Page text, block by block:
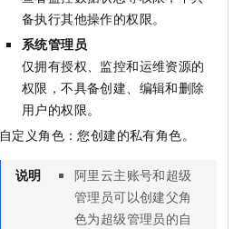
备执行其他操作的权限。
系统管理员
仅拥有授权、监控和运维资源的
权限，不具备创建、编辑和删除
用户的权限。
自定义角色：您创建的私有角色。
说明
阿里云主账号和超级
管理员可以创建父角
色为超级管理员的自